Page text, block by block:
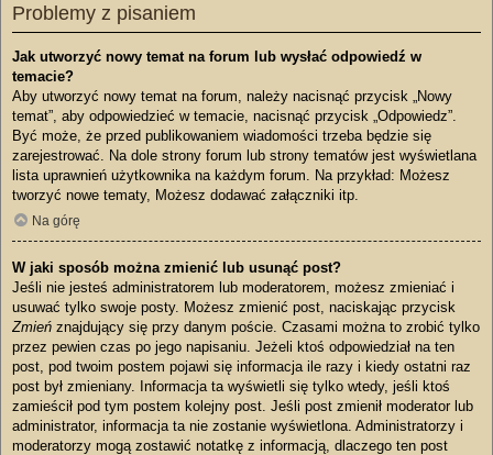
Problemy z pisaniem
Jak utworzyć nowy temat na forum lub wysłać odpowiedź w
temacie?
Aby utworzyć nowy temat na forum, należy nacisnąć przycisk „Nowy
temat”, aby odpowiedzieć w temacie, nacisnąć przycisk „Odpowiedz”.
Być może, że przed publikowaniem wiadomości trzeba będzie się
zarejestrować. Na dole strony forum lub strony tematów jest wyświetlana
lista uprawnień użytkownika na każdym forum. Na przykład: Możesz
tworzyć nowe tematy, Możesz dodawać załączniki itp.
Na górę
W jaki sposób można zmienić lub usunąć post?
Jeśli nie jesteś administratorem lub moderatorem, możesz zmieniać i
usuwać tylko swoje posty. Możesz zmienić post, naciskając przycisk
Zmień znajdujący się przy danym poście. Czasami można to zrobić tylko
przez pewien czas po jego napisaniu. Jeżeli ktoś odpowiedział na ten
post, pod twoim postem pojawi się informacja ile razy i kiedy ostatni raz
post był zmieniany. Informacja ta wyświetli się tylko wtedy, jeśli ktoś
zamieścił pod tym postem kolejny post. Jeśli post zmienił moderator lub
administrator, informacja ta nie zostanie wyświetlona. Administratorzy i
moderatorzy mogą zostawić notatkę z informacją, dlaczego ten post